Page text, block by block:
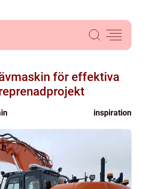
för effektiva
inspiration